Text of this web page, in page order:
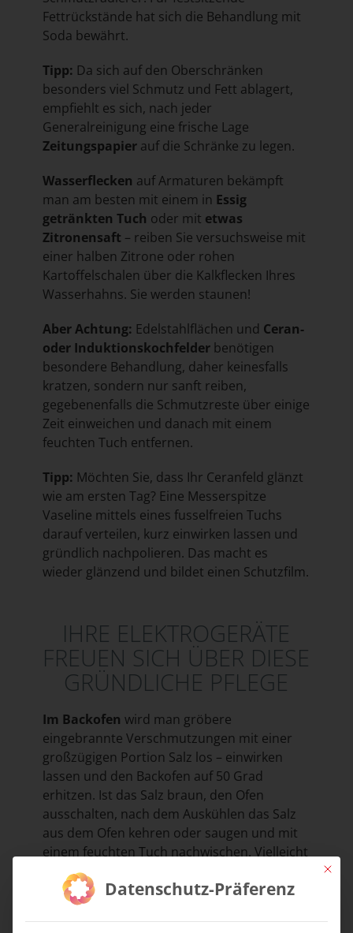
Fettrückstände hat sich die Behandlung mit
Soda bewährt.
Tipp: Da sich auf den Oberschränken
besonders viel Schmutz und Fett ablagert,
empfiehlt es sich, nach jeder
Generalreinigung eine frische Lage
Zeitungspapierauf die Schränke zu legen.
Wasserflecken auf Armaturen bekämpft
man am besten mit einem in Essig
getränkten Tuch oder mit etwas
Zitronensaft – reiben Sie versuchsweise mit
einer halben Zitrone oder rohen
Kartoffelschalen über die Kalkflecken Ihres
Wasserhahns. Sie werden staunen!
Aber Achtung: Edelstahlflächen und Ceran-
oder Induktionskochfelderbenötigen
besondere Behandlung, daher keinesfalls
kratzen, sondern nur sanft reiben,
gegebenenfalls die Schmutzreste über einige
Zeit einweichen und danach mit einem
feuchten Tuch entfernen.
Tipp: Möchten Sie, dass Ihr Ceranfeld glänzt
wie am ersten Tag? Eine Messerspitze
Vaseline mittels eines fusselfreien Tuchs
darauf verteilen, kurz einwirken lassen und
gründlich nachpolieren. Das macht es
wieder glänzend und bildet einen Schutzfilm.
IHRE ELEKTROGERÄTE
FREUEN SICH ÜBER DIESE
GRÜNDLICHE PFLEGE
Im Backofen wird man gröbere
eingebrannte Verschmutzungen mit einer
großzügigen Portion Salz los – einwirken
lassen und den Backofen auf 50 Grad
erhitzen. Ist das Salz braun, den Ofen
ausschalten, nach dem Auskühlen das Salz
aus dem Ofen kehren oder saugen und mit
einem feuchten Tuch nachwischen. Vielleicht
besitzt Ihr Backofen auch eine
Selbstreinigungsfunktion? Ihre
Bedienungsanleitung gibt Auskunft.
Mit
Datenschutz-Präferenz